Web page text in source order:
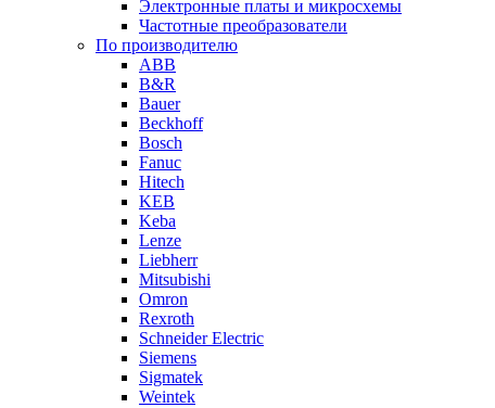
Электронные платы и микросхемы
Частотные преобразователи
По производителю
ABB
B&R
Bauer
Beckhoff
Bosch
Fanuc
Hitech
KEB
Keba
Lenze
Liebherr
Mitsubishi
Omron
Rexroth
Schneider Electric
Siemens
Sigmatek
Weintek